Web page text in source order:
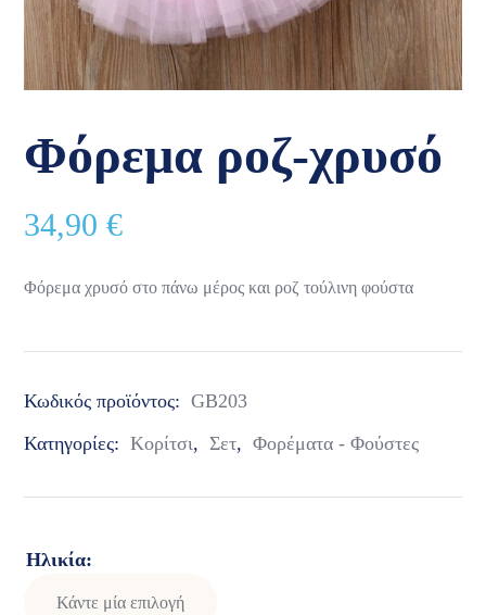
Φόρεμα ροζ-χρυσό
34,90€
Φόρεμα χρυσό στο πάνω μέρος και ροζ τούλινη φούστα
Κωδικός προϊόντος: GB203
Κατηγορίες: Κορίτσι, Σετ, Φορέματα - Φούστες
Ηλικία